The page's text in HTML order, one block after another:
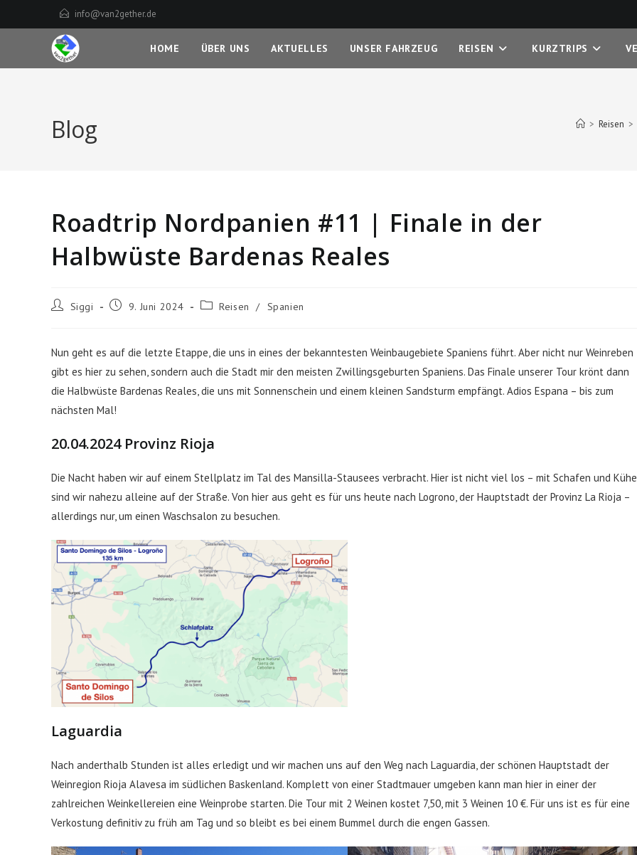
Inhalt
info@van2gether.de
HOME ÜBER UNS AKTUELLES UNSER FAHRZEUG REISEN KURZTRIPS
Blog > Reisen >
Roadtrip Nordpanien #11 | Finale in der
Halbwüste Bardenas Reales
Beitrags-
Siggi
Beitrag9. Juni 2024
Beitrags-
Reisen / Spanien
Nun geht es auf die letzte Etappe, die uns in eines der bekanntesten Weinbaugebiete Spaniens führt. Aber nicht nur Weinreben
gibt es hier zu sehen, sondern auch die Stadt mir den meisten Zwillingsgeburten Spaniens. Das Finale unserer Tour krönt dann
die Halbwüste Bardenas Reales, die uns mit Sonnenschein und einem kleinen Sandsturm empfängt. Adios Espana – bis zum
nächsten Mal!
20.04.2024 Provinz Rioja
Die Nacht haben wir auf einem Stellplatz im Tal des Mansilla-Stausees verbracht. Hier ist nicht viel los – mit Schafen und
sind wir nahezu alleine auf der Straße. Von hier aus geht es für uns heute nach Logrono, der Hauptstadt der Provinz La Rioja –
allerdings nur, um einen Waschsalon zu besuchen.
Laguardia
Nach anderthalb Stunden ist alles erledigt und wir machen uns auf den Weg nach Laguardia, der schönen Hauptstadt der
Weinregion Rioja Alavesa im südlichen Baskenland. Komplett von einer Stadtmauer umgeben kann man hier in einer der
zahlreichen Weinkellereien eine Weinprobe starten. Die Tour mit 2 Weinen kostet 7,50, mit 3 Weinen 10 €. Für uns ist es für eine
Verkostung definitiv zu früh am Tag und so bleibt es bei einem Bummel durch die engen Gassen.